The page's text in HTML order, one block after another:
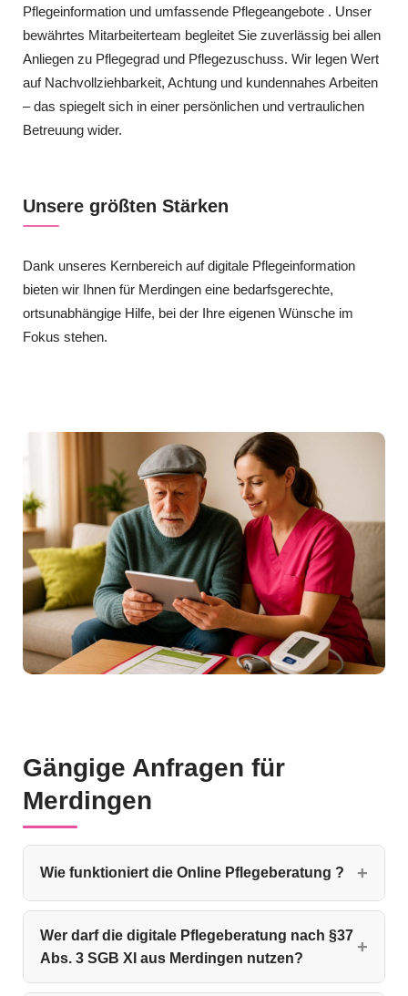
Pflegeinformation und umfassende Pflegeangebote . Unser
bewährtes Mitarbeiterteam begleitet Sie zuverlässig bei allen
Anliegen zu Pflegegrad und Pflegezuschuss. Wir legen Wert
auf Nachvollziehbarkeit, Achtung und kundennahes Arbeiten
– das spiegelt sich in einer persönlichen und vertraulichen
Betreuung wider.
Unsere größten Stärken
Dank unseres Kernbereich auf digitale Pflegeinformation
bieten wir Ihnen für Merdingen eine bedarfsgerechte,
ortsunabhängige Hilfe, bei der Ihre eigenen Wünsche im
Fokus stehen.
Gängige Anfragen für
Merdingen
Wie funktioniert die Online Pflegeberatung ?
Wer darf die digitale Pflegeberatung nach §37
Abs. 3 SGB XI aus Merdingen nutzen?